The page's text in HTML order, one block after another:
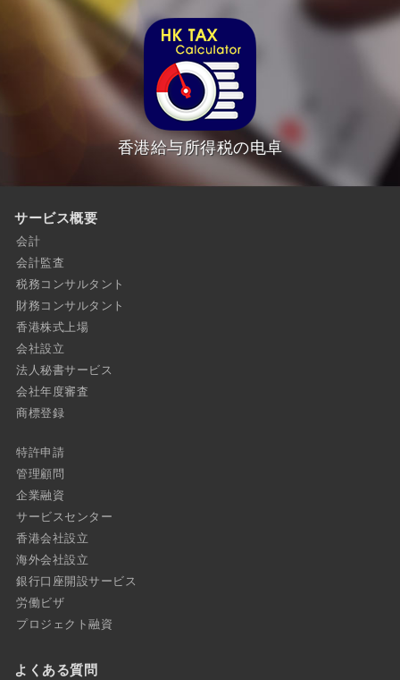
香港給与所得税の电卓
サービス概要
会計
会計監査
税務コンサルタント
財務コンサルタント
香港株式上場
会社設立
法人秘書サービス
会社年度審査
商標登録
特許申請
管理顧問
企業融資
サービスセンター
香港会社設立
海外会社設立
銀行口座開設サービス
労働ビザ
プロジェクト融資
よくある質問